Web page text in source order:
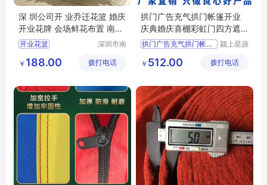
深 圳公司开 业乔迁花篮 婚庆
开业花牌 会场鲜花布置 南韵
竹风
开业花篮
深圳市南
观园林有
￥ 188.00 拨打电话
拱门广告充气拱门帐篷开业
庆典婚庆喜棚彩虹门四方遮
阳带篷布气模
拱门广告充气拱门帐篷开业
颍上星源
有限公司
￥ 512.00 拨打电话